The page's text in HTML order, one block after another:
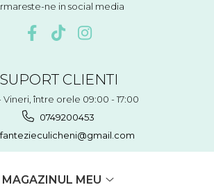
ne in social media
SUPORT CLIENTI
Vineri, între orele 09:00 - 17:00
0749200453
fantezieculicheni@gmail.com
MAGAZINUL MEU